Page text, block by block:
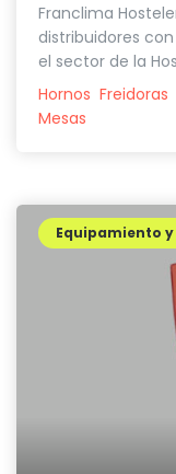
Franclima
distribuidores
el sector de la
Hornos Freidoras
Mesas
Equipamiento